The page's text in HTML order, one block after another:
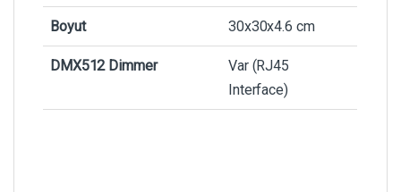
Boyut 30x30x4.6 cm
DMX512 Dimmer
Var (RJ45
Interface)